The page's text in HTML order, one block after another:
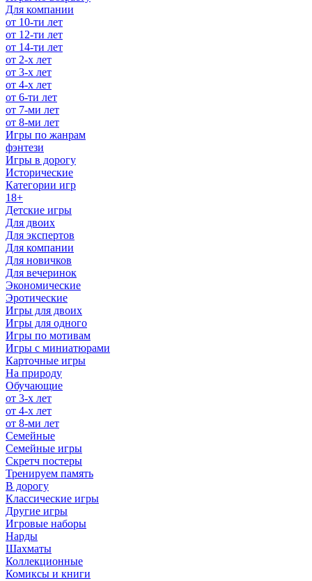
Для компании
от 10-ти лет
от 12-ти лет
от 14-ти лет
от 2-х лет
от 3-х лет
от 4-х лет
от 6-ти лет
от 7-ми лет
от 8-ми лет
Игры по жанрам
фэнтези
Игры в дорогу
Исторические
Категории игр
18+
Детские игры
Для двоих
Для экспертов
Для компании
Для новичков
Для вечеринок
Экономические
Эротические
Игры для двоих
Игры для одного
Игры по мотивам
Игры с миниатюрами
Карточные игры
На природу
Обучающие
от 3-х лет
от 4-х лет
от 8-ми лет
Семейные
Семейные игры
Скретч постеры
Тренируем память
В дорогу
Классические игры
Другие игры
Игровые наборы
Нарды
Шахматы
Коллекционные
Комиксы и книги